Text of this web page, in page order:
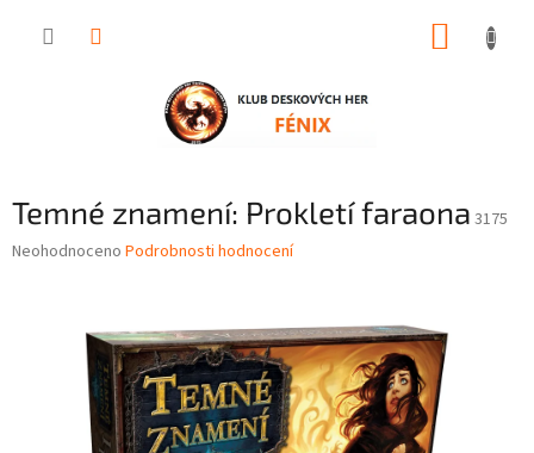
Temné znamení: Prokletí faraona 3175
Průměrné
Neohodnoceno Podrobnosti hodnocení